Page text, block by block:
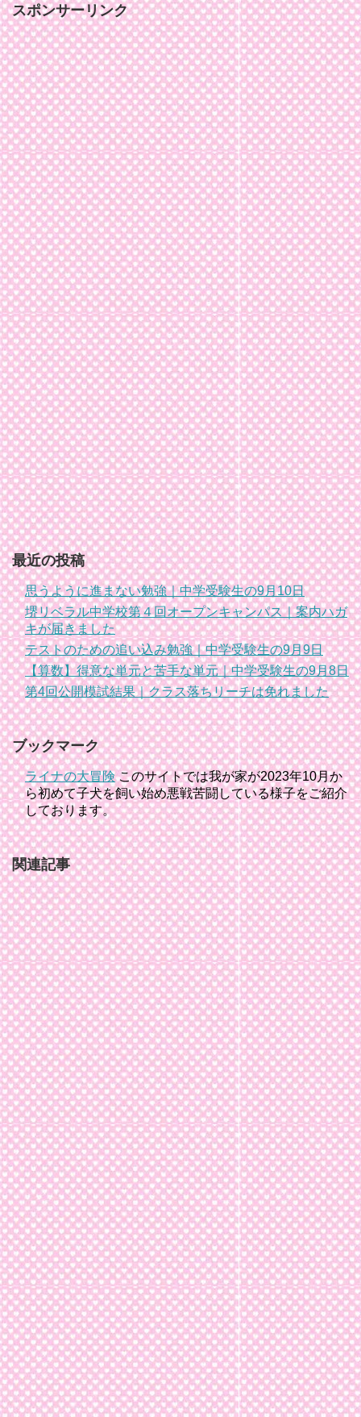
スポンサーリンク
最近の投稿
思うように進まない勉強｜中学受験生の9月10日
堺リベラル中学校第４回オープンキャンパス｜案内ハガ
キが届きました
テストのための追い込み勉強｜中学受験生の9月9日
【算数】得意な単元と苦手な単元｜中学受験生の9月8日
第4回公開模試結果｜クラス落ちリーチは免れました
ブックマーク
ライナの大冒険このサイトでは我が家が2023年10月か
ら初めて子犬を飼い始め悪戦苦闘している様子をご紹介
しております。
関連記事